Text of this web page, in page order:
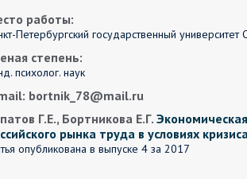
работы:
Петербургский государственный университет
степень:
психолог. наук
bortnik_78@mail.ru
Г.Е., Бортникова Е.Г.
рынка труда в условиях кризиса
опубликована в выпуске 4 за 2017